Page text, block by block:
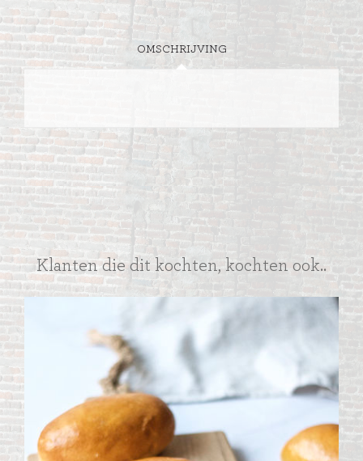
OMSCHRIJVING
Klanten die dit kochten, kochten ook..